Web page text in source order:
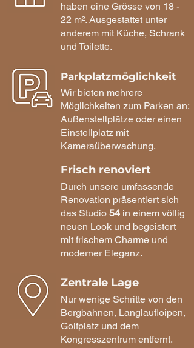
haben eine Grösse von 18 -
22 m². Ausgestattet unter
anderem mit Küche, Schrank
und Toilette.
Parkplatzmöglichkeit
Wir bieten mehrere
Möglichkeiten zum Parken an:
Außenstellplätze oder einen
Einstellplatz mit
Kameraüberwachung.
Frisch renoviert
Durch unsere umfassende
Renovation präsentiert sich
das Studio 54 in einem völlig
neuen Look und begeistert
mit frischem Charme und
moderner Eleganz.
Zentrale Lage
Nur wenige Schritte von den
Bergbahnen, Langlaufloipen,
Golfplatz und dem
Kongresszentrum entfernt.